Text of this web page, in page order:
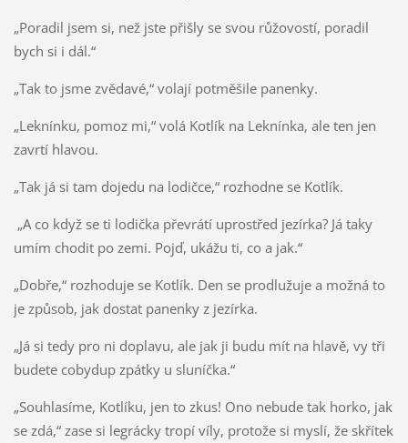
„Poradil jsem si, než jste přišly se svou růžovostí, poradil
bych si i dál.“
„Tak to jsme zvědavé,“ volají potměšile panenky.
„Leknínku, pomoz mi,“ volá Kotlík na Leknínka, ale ten jen
zavrtí hlavou.
„Tak já si tam dojedu na lodičce,“ rozhodne se Kotlík.
„A co když se ti lodička převrátí uprostřed jezírka? Já taky
umím chodit po zemi. Pojď, ukážu ti, co a jak.“
„Dobře,“ rozhoduje se Kotlík. Den se prodlužuje a možná to
je způsob, jak dostat panenky z jezírka.
„Já si tedy pro ni doplavu, ale jak ji budu mít na hlavě, vy tři
budete cobydup zpátky u sluníčka.“
„Souhlasíme, Kotlíku, jen to zkus! Ono nebude tak horko, jak
se zdá,“ zase si legrácky tropí víly, protože si myslí, že skřítek